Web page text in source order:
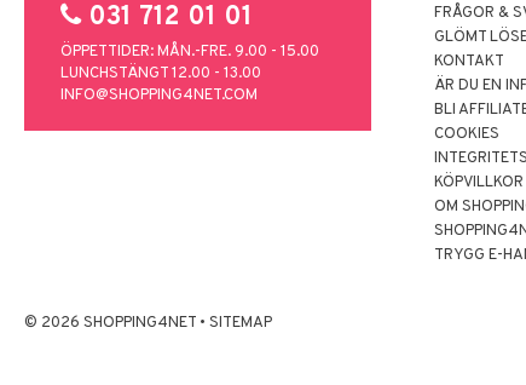
031 712 01 01
ÖPPETTIDER: MÅN.-FRE. 9.00 - 15.00
LUNCHSTÄNGT 12.00 - 13.00
INFO@SHOPPING4NET.COM
FRÅGOR &
GLÖMT
KONTAKT
ÄR DU EN
BLI
COOKIES
OM
TRYGG E-
© 2026 SHOPPING4NET • SITEMAP